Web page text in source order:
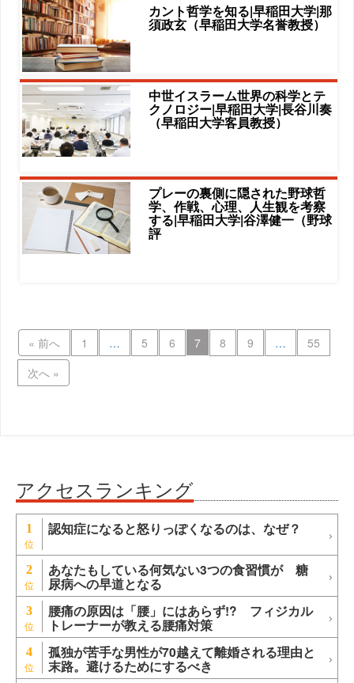
カント哲学を知る|早稲田大学|那
須政玄（早稲田大学名誉教授）
中世イスラーム世界の科学とテ
クノロジー|早稲田大学|長谷川奏
（早稲田大学客員教授）
プレーの裏側に隠された野球哲
学、作戦、心理、人生観を考察
する|早稲田大学|谷澤健一（野球
評
« 前へ 1 … 5 6 7 8 9 …
55
次へ »
アクセスランキング
1 認知症になると怒りっぽくなるのは、なぜ？
2 あなたもしている何気ない3つの食習慣が 糖
尿病への早道となる
3 腰痛の原因は「腰」にはあらず!? フィジカル
トレーナーが教える腰痛対策
4 孤独が苦手な男性が70越えて離婚される理由と
末路。避けるためにするべき